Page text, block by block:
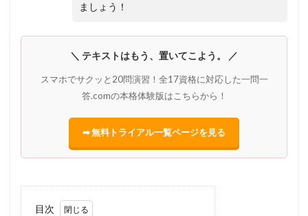
ましょう！
＼ テキストはもう、置いてこよう。 ／
スマホでサクッと20問演習！全17資格に対応した一問一
答.comの本格体験版はこちらから！
➡ 無料トライアル一覧ページを見る
目次